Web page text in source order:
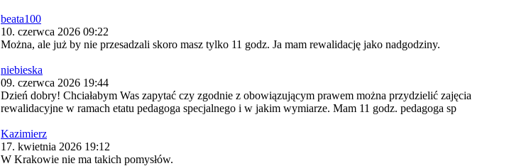
beata100
10. czerwca 2026 09:22
Można, ale już by nie przesadzali skoro masz tylko 11 godz. Ja mam rewalidację jako nadgodziny.
niebieska
09. czerwca 2026 19:44
Dzień dobry! Chciałabym Was zapytać czy zgodnie z obowiązującym prawem można przydzielić zajęcia
rewalidacyjne w ramach etatu pedagoga specjalnego i w jakim wymiarze. Mam 11 godz. pedagoga sp
Kazimierz
17. kwietnia 2026 19:12
W Krakowie nie ma takich pomysłów.